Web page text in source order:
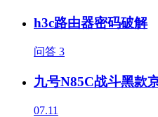
h3c路由器密码破解
问答 3
九号N85C战斗黑款
07.11